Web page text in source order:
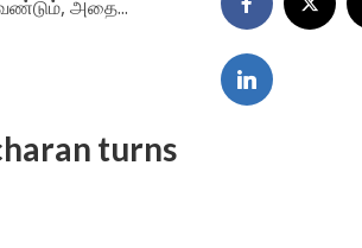
அதை...
turns